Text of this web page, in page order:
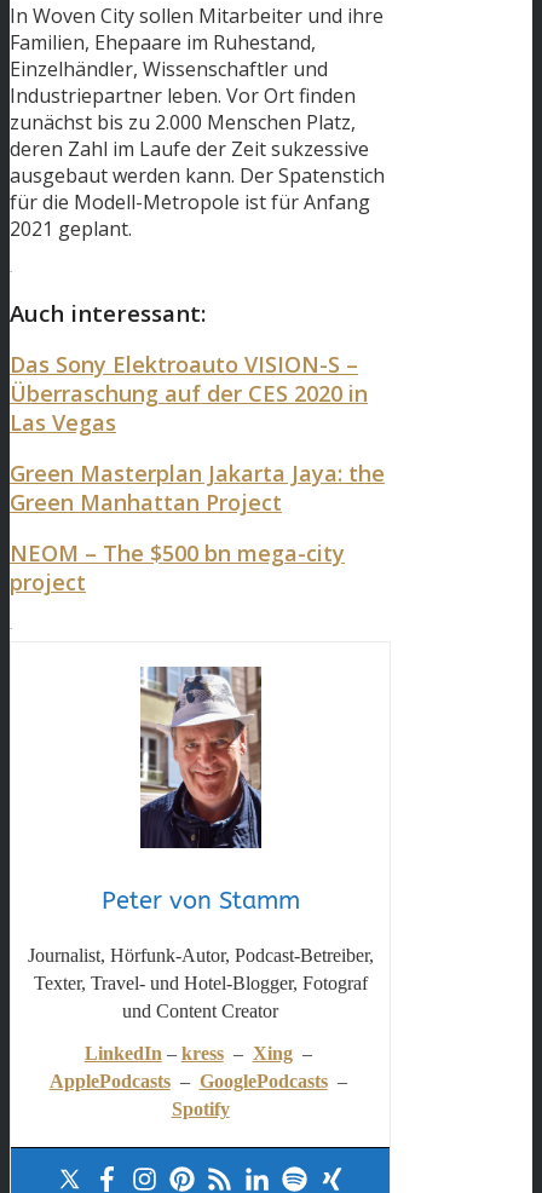
In Woven City sollen Mitarbeiter und ihre
Familien, Ehepaare im Ruhestand,
Einzelhändler, Wissenschaftler und
Industriepartner leben. Vor Ort finden
zunächst bis zu 2.000 Menschen Platz,
deren Zahl im Laufe der Zeit sukzessive
ausgebaut werden kann. Der Spatenstich
für die Modell-Metropole ist für Anfang
2021 geplant.
Auch interessant:
Das Sony Elektroauto VISION-S –
Überraschung auf der CES 2020 in
Las Vegas
Green Masterplan Jakarta Jaya: the
Green Manhattan Project
NEOM – The $500 bn mega-city
project
.
Peter von Stamm
Journalist, Hörfunk-Autor, Podcast-Betreiber,
Texter, Travel- und Hotel-Blogger, Fotograf
und Content Creator
LinkedIn – kress– Xing–
ApplePodcasts– GooglePodcasts–
Spotify